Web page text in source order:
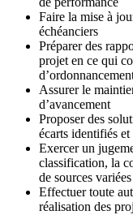
Faire la mise à
échéanciers
Préparer des
projet en ce qui
Assurer le
d’avancement
Proposer des
écarts identifiés et
Exercer un
classification, la
de sources variées
Effectuer toute
réalisation des